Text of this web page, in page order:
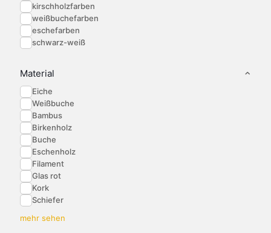
kirschholzfarben
weißbuchefarben
eschefarben
schwarz-weiß
Material
Eiche
Weißbuche
Bambus
Birkenholz
Buche
Eschenholz
Filament
Glas rot
Kork
Schiefer
mehr sehen